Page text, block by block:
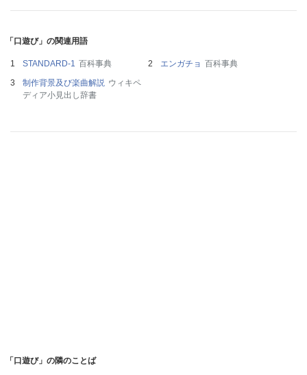
「口遊び」の関連用語
STANDARD-1 百科事典 エンガチョ 百科事典
制作背景及び楽曲解説 ウィキペ
ディア小見出し辞書
「口遊び」の隣のことば